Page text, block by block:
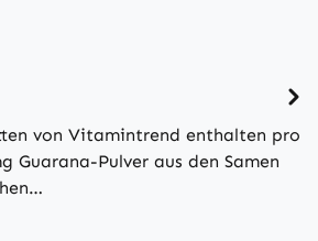
von Vitamintrend enthalten pro
Guarana-Pulver aus den Samen